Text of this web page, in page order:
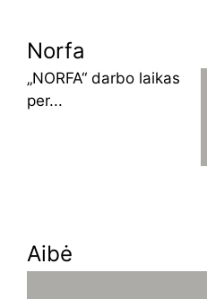
Norfa
„NORFA“ darbo laikas
per...
Aibė